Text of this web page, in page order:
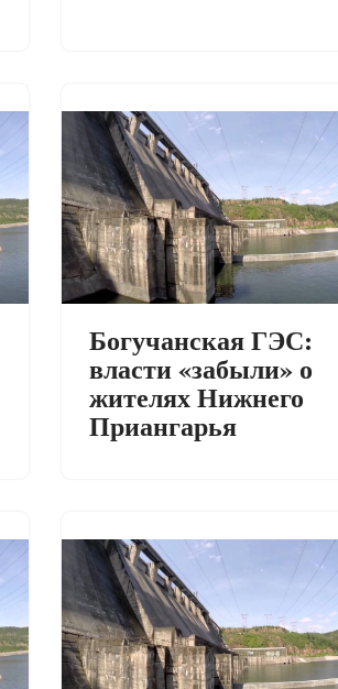
Богучанская ГЭС:
власти «забыли» о
жителях Нижнего
Приангарья